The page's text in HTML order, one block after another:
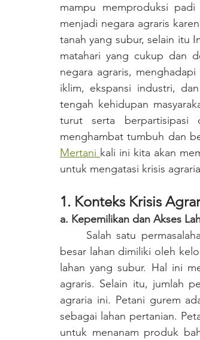
mampu memproduksi
menjadi negara agraris
tanah yang subur, selain itu
matahari yang cukup dan
negara agraris,
iklim, ekspansi industri,
tengah kehidupan
turut serta berpartisipasi
Mertani kali ini kita akan
untuk mengatasi krisis
1. Konteks Krisis
a. Kepemilikan dan Akses
besar lahan dimiliki oleh
lahan yang subur. Hal ini
agraris. Selain itu, jumlah
agraria ini. Petani gurem
sebagai lahan pertanian.
untuk menanam produk